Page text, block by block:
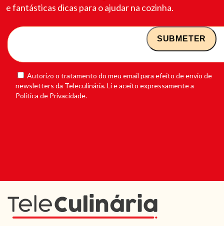
e fantásticas dicas para o ajudar na cozinha.
Autorizo o tratamento do meu email para efeito de envio de
newsletters da Teleculinária. Li e aceito expressamente a
Política de Privacidade.